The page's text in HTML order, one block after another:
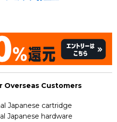
Overseas Customers
Japanese cartridge
Japanese hardware